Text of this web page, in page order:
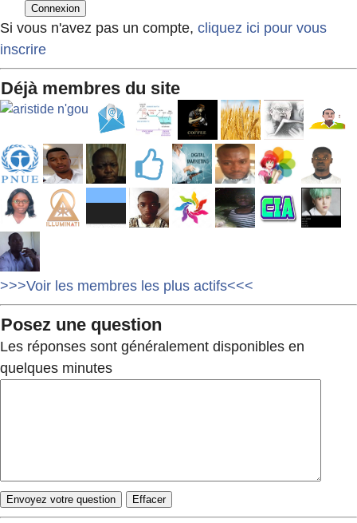
Si vous n'avez pas un compte, cliquez ici pour vous
inscrire
Déjà membres du site
>>>Voir les membres les plus actifs<<<
Posez une question
Les réponses sont généralement disponibles en
quelques minutes